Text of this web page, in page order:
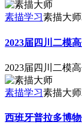
素描学习素描大师
2023届四川二模高
2023届四川二模高
素描学习素描大师
西班牙普拉多博